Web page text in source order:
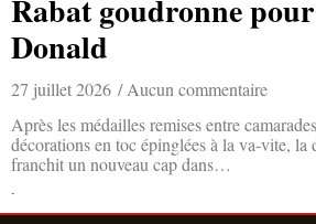
Rabat goudronne
Donald
27 juillet 2026
Aucun commentaire
Après les médailles remises entre
décorations en toc épinglées à la va-vite,
franchit un nouveau cap dans…